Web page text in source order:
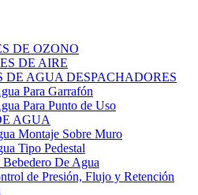
DE OZONO
DE AIRE
DE AGUA DESPACHADORES
Para Garrafón
Para Punto de Uso
AGUA
Montaje Sobre Muro
Tipo Pedestal
Bebedero De Agua
de Presión, Flujo y Retención